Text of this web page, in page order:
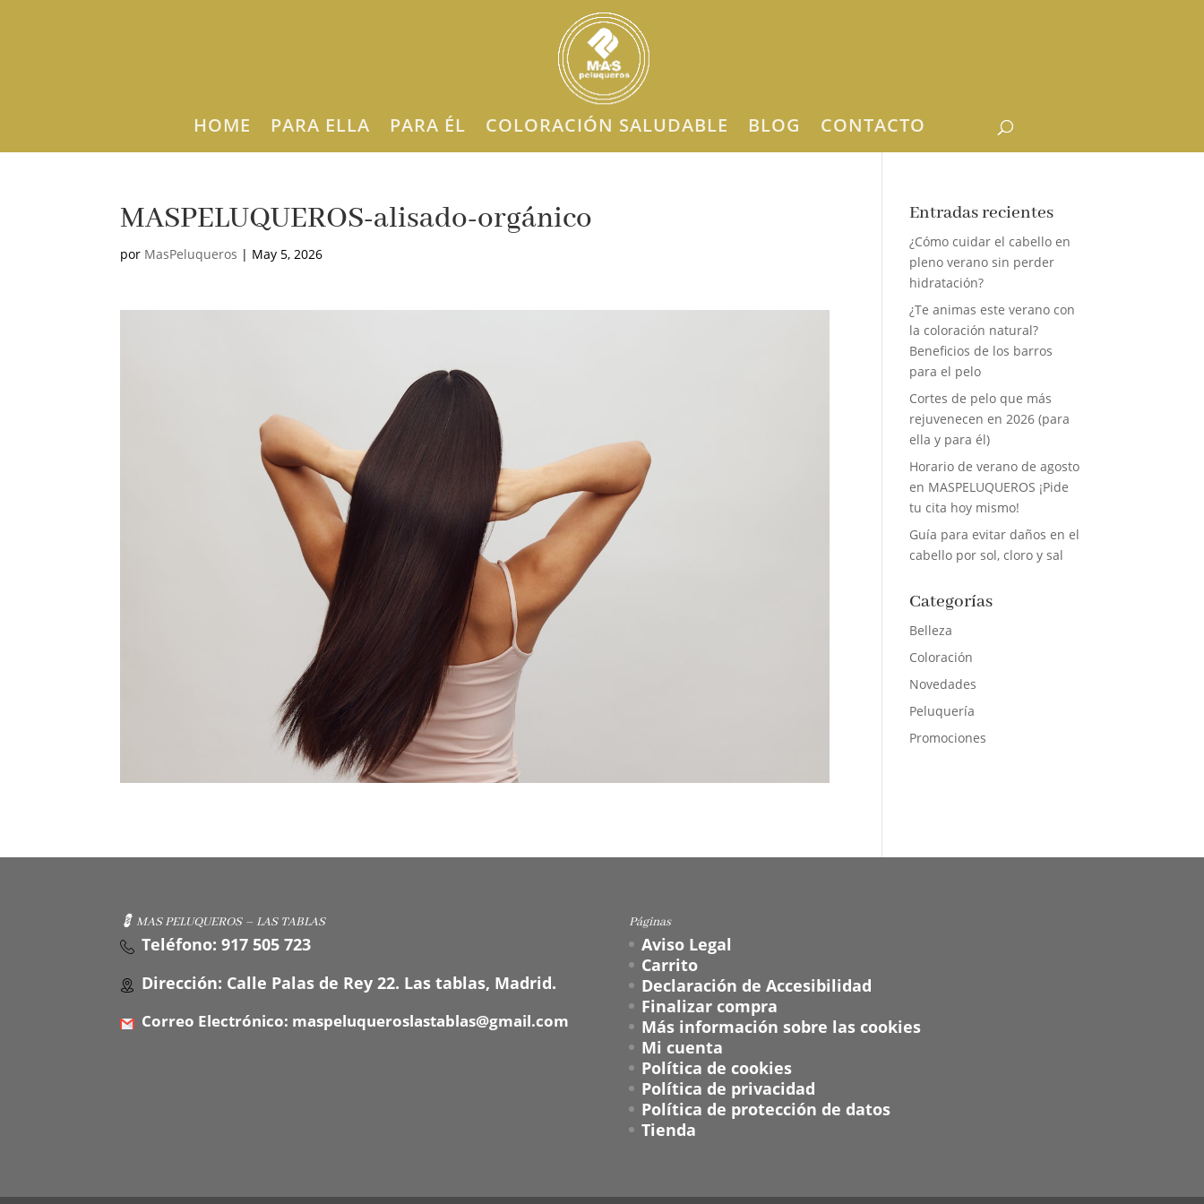
HOME PARA ELLA PARA ÉL COLORACIÓN SALUDABLE BLOG CONTACTO
MASPELUQUEROS-alisado-orgánico
por MasPeluqueros | May 5, 2026
Entradas recientes
¿Cómo cuidar el cabello en
pleno verano sin perder
hidratación?
¿Te animas este verano con
la coloración natural?
Beneficios de los barros
para el pelo
Cortes de pelo que más
rejuvenecen en 2026 (para
ella y para él)
Horario de verano de agosto
en MASPELUQUEROS ¡Pide
tu cita hoy mismo!
Guía para evitar daños en el
cabello por sol, cloro y sal
Categorías
Belleza
Coloración
Novedades
Peluquería
Promociones
💈 MAS PELUQUEROS – LAS TABLAS
Teléfono: 917 505 723
Dirección: Calle Palas de Rey 22. Las tablas, Madrid.
Correo Electrónico: maspeluqueroslastablas@gmail.com
Páginas
Aviso Legal
Carrito
Declaración de Accesibilidad
Finalizar compra
Más información sobre las cookies
Mi cuenta
Política de cookies
Política de privacidad
Política de protección de datos
Tienda